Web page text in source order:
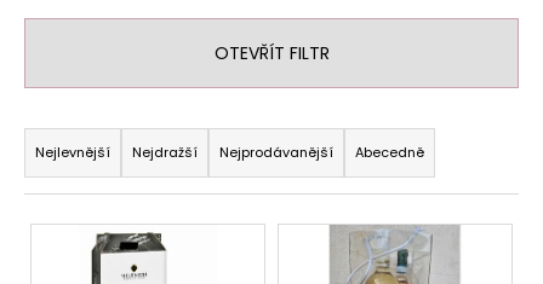
OTEVŘÍT FILTR
Ř
a
z
e
Nejlevnější Nejdražší Nejprodávanější Abecedně
V
í
?